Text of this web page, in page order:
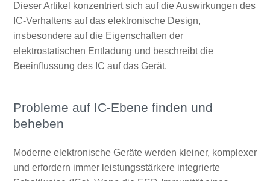
Dieser Artikel konzentriert sich auf die Auswirkungen des
IC-Verhaltens auf das elektronische Design,
insbesondere auf die Eigenschaften der
elektrostatischen Entladung und beschreibt die
Beeinflussung des IC auf das Gerät.
Probleme auf IC-Ebene finden und
beheben
Moderne elektronische Geräte werden kleiner, komplexer
und erfordern immer leistungsstärkere integrierte